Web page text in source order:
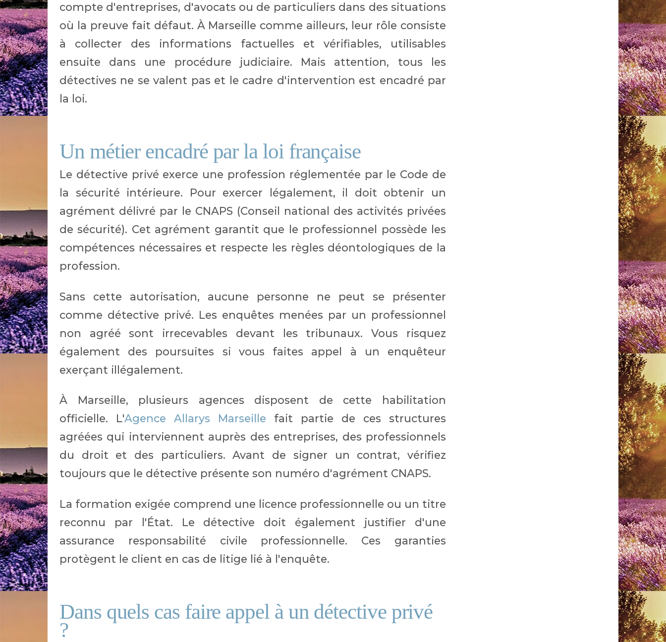
compte d'entreprises, d'avocats ou de particuliers dans des situations
où la preuve fait défaut. À Marseille comme ailleurs, leur rôle consiste
à collecter des informations factuelles et vérifiables, utilisables
ensuite dans une procédure judiciaire. Mais attention, tous les
détectives ne se valent pas et le cadre d'intervention est encadré par
la loi.
Un métier encadré par la loi française
Le détective privé exerce une profession réglementée par le Code de
la sécurité intérieure. Pour exercer légalement, il doit obtenir un
agrément délivré par le CNAPS (Conseil national des activités privées
de sécurité). Cet agrément garantit que le professionnel possède les
compétences nécessaires et respecte les règles déontologiques de la
profession.
Sans cette autorisation, aucune personne ne peut se présenter
comme détective privé. Les enquêtes menées par un professionnel
non agréé sont irrecevables devant les tribunaux. Vous risquez
également des poursuites si vous faites appel à un enquêteur
exerçant illégalement.
À Marseille, plusieurs agences disposent de cette habilitation
officielle. L'Agence Allarys Marseille fait partie de ces structures
agréées qui interviennent auprès des entreprises, des professionnels
du droit et des particuliers. Avant de signer un contrat, vérifiez
toujours que le détective présente son numéro d'agrément CNAPS.
La formation exigée comprend une licence professionnelle ou un titre
reconnu par l'État. Le détective doit également justifier d'une
assurance responsabilité civile professionnelle. Ces garanties
protègent le client en cas de litige lié à l'enquête.
Dans quels cas faire appel à un détective privé
?